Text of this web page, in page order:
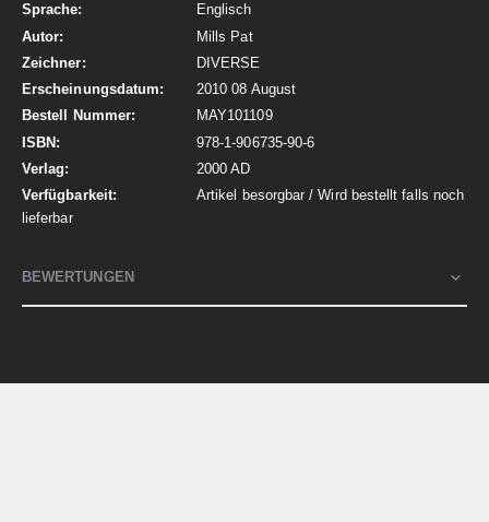
Englisch
Mills Pat
DIVERSE
2010 08 August
MAY101109
978-1-906735-90-6
2000 AD
Artikel besorgbar / Wird bestellt falls noch
lieferbar
BEWERTUNGEN